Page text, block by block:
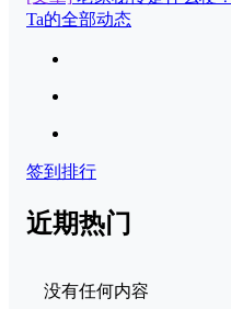
Ta的全部动态
签到排行
近期热门
没有任何内容